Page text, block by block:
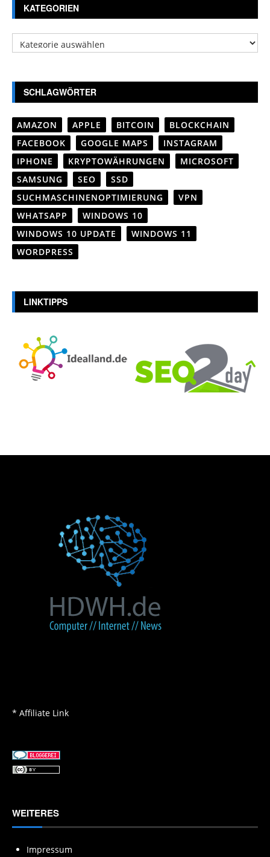
KATEGORIEN
Kategorien
SCHLAGWÖRTER
AMAZON APPLE BITCOIN
BLOCKCHAIN
FACEBOOK
GOOGLE MAPS
INSTAGRAM
IPHONE
KRYPTOWÄHRUNGEN
MICROSOFT
SAMSUNG
SEO
SSD
SUCHMASCHINENOPTIMIERUNG
VPN
WHATSAPP
WINDOWS 10
WINDOWS 10 UPDATE
WINDOWS 11
WORDPRESS
LINKTIPPS
* Affiliate Link
WEITERES
Impressum